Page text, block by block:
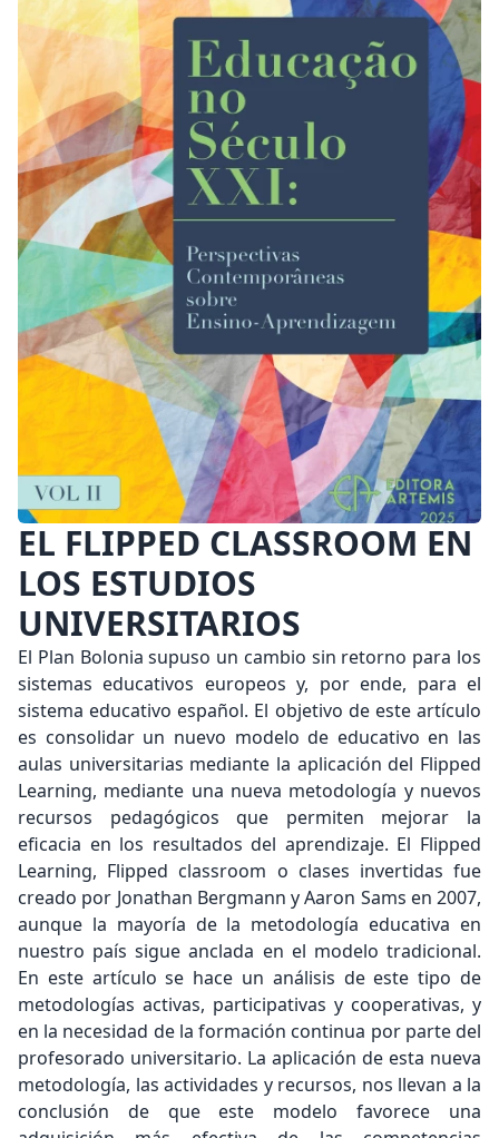
EL FLIPPED CLASSROOM EN
LOS ESTUDIOS
UNIVERSITARIOS
El Plan Bolonia supuso un cambio sin retorno para los
sistemas educativos europeos y, por ende, para el
sistema educativo español. El objetivo de este artículo
es consolidar un nuevo modelo de educativo en las
aulas universitarias mediante la aplicación del Flipped
Learning, mediante una nueva metodología y nuevos
recursos pedagógicos que permiten mejorar la
eficacia en los resultados del aprendizaje. El Flipped
Learning, Flipped classroom o clases invertidas fue
creado por Jonathan Bergmann y Aaron Sams en 2007,
aunque la mayoría de la metodología educativa en
nuestro país sigue anclada en el modelo tradicional.
En este artículo se hace un análisis de este tipo de
metodologías activas, participativas y cooperativas, y
en la necesidad de la formación continua por parte del
profesorado universitario. La aplicación de esta nueva
metodología, las actividades y recursos, nos llevan a la
conclusión de que este modelo favorece una
REVISTAS
SERVIÇOS
LIVRARIA
CHAMADAS ABERTAS
SUBMISSÃO